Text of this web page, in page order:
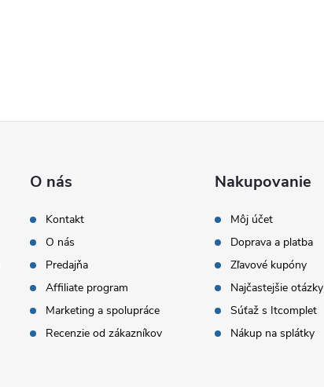
O nás
Kontakt
O nás
Predajňa
Affiliate program
Marketing a spolupráce
Recenzie od zákazníkov
Nakupovanie
Môj účet
Doprava a platba
Zľavové kupóny
Najčastejšie otázky
Súťaž s Itcomplet
Nákup na splátky